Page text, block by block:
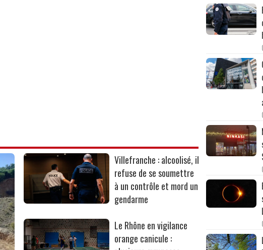
Villefranche : alcoolisé, il
refuse de se soumettre
à un contrôle et mord un
gendarme
Le Rhône en vigilance
orange canicule :